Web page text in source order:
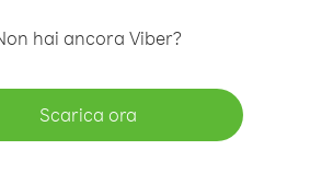
hai ancora Viber?
Scarica ora